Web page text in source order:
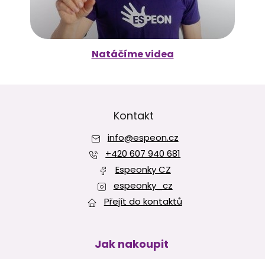
Natáčíme videa
Kontakt
info@espeon.cz
+420 607 940 681
Espeonky CZ
espeonky_cz
Přejít do kontaktů
Jak nakoupit